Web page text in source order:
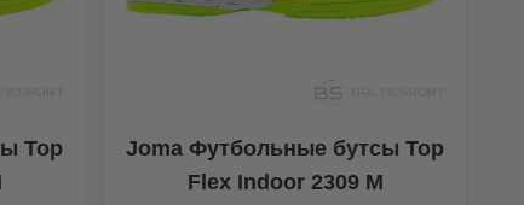
Top
Joma Футбольные бутсы Top
Flex Indoor 2309 M